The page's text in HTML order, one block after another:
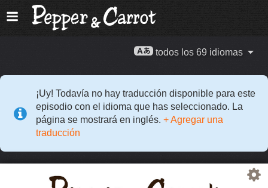
todos los 69 idiomas
¡Uy! Todavía no hay traducción disponible para este
episodio con el idioma que has seleccionado. La
página se mostrará en inglés. + Agregar una
traducción